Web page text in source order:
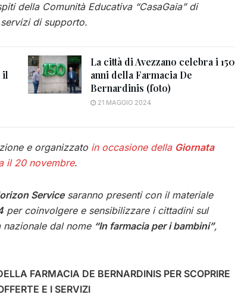
della Comunità Educativa “CasaGaia” di
di supporto.
il
La città di Avezzano celebra i 150
anni della Farmacia De
Bernardinis (foto)
21 MAGGIO 2024
e organizzato in occasione della Giornata
il 20 novembre.
Servicesaranno presenti con il materiale
per coinvolgere e sensibilizzare i cittadini sul
dal nome “In farmacia per i bambini”,
FARMACIA DE BERNARDINIS PER SCOPRIRE
E I SERVIZI